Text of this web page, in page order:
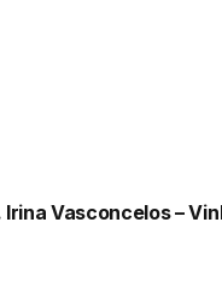
Irina Vasconcelos –